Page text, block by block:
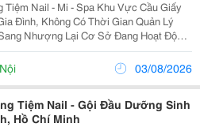
Nail - Mi - Spa Khu Vực Cầu Giấy
Đình, Không Có Thời Gian Quản Lý
Nhượng Lại Cơ Sở Đang Hoạt Động
155 Hoa Bằng - Yên Hòà - Cầu Giấy -
Bằng 4 Tầng Rộng Rãi: Diện...03/08/2026
Tiệm Nail - Gội Đầu Dưỡng Sinh
Hồ Chí Minh